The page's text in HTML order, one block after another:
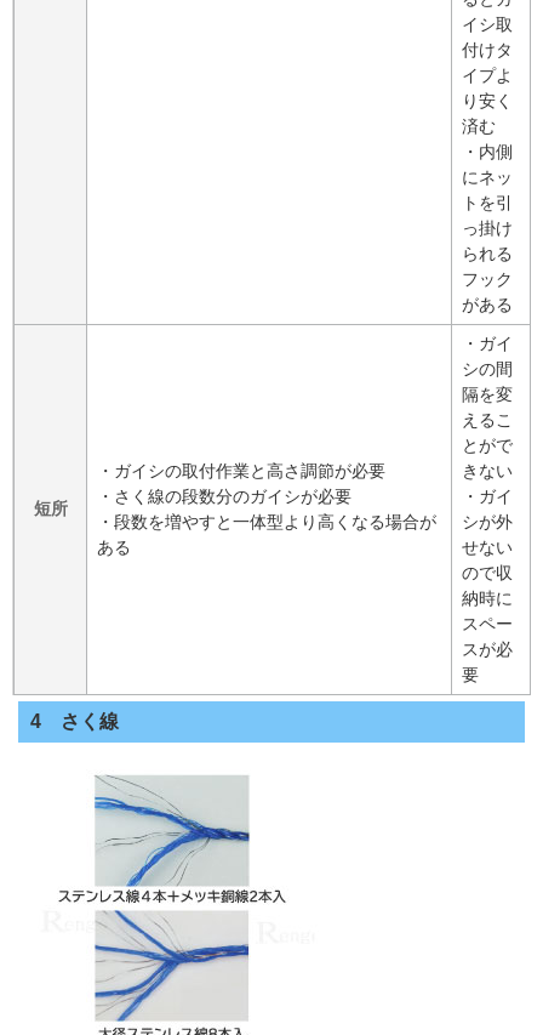
イシ取
付けタ
イプよ
り安く
済む
・内側
にネッ
トを引
っ掛け
られる
フック
がある
短所
・ガイシの取付作業と高さ調節が必要
・さく線の段数分のガイシが必要
・段数を増やすと一体型より高くなる場合が
ある
・ガイ
シの間
隔を変
えるこ
とがで
きない
・ガイ
シが外
せない
ので収
納時に
スペー
スが必
要
4 さく線